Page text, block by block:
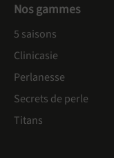
Nos gammes
5 saisons
Clinicasie
Perlanesse
Secrets de perle
Titans